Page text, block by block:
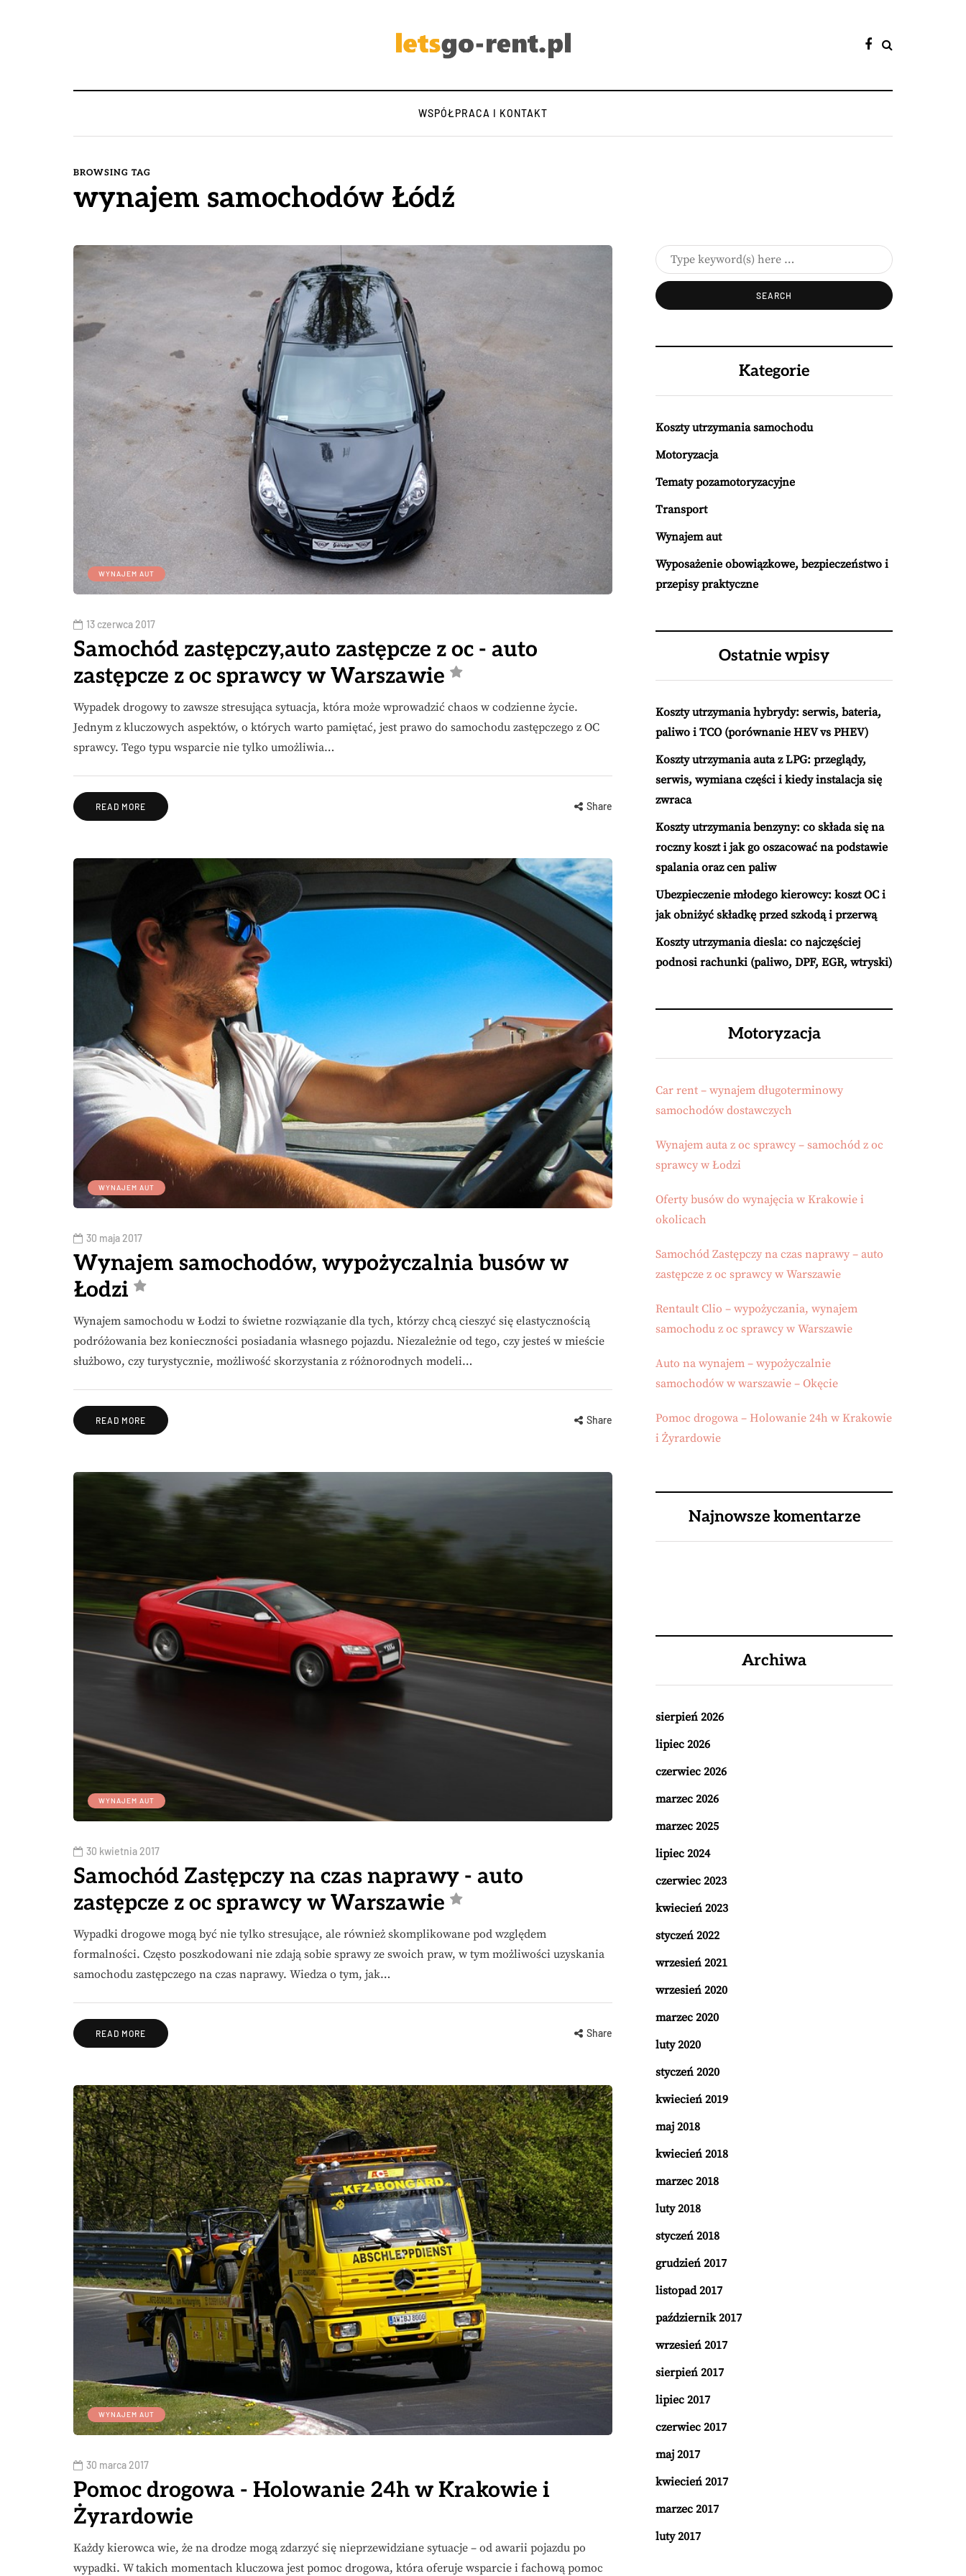
WSPÓŁPRACA I KONTAKT
BROWSING TAG
wynajem samochodów Łódź
WYNAJEM AUT
13 czerwca 2017
Samochód zastępczy,auto zastępcze z oc - auto
zastępcze z oc sprawcy w Warszawie
Wypadek drogowy to zawsze stresująca sytuacja, która może wprowadzić chaos w codzienne życie.
Jednym z kluczowych aspektów, o których warto pamiętać, jest prawo do samochodu zastępczego z OC
sprawcy. Tego typu wsparcie nie tylko umożliwia…
READ MORE Share
WYNAJEM AUT
30 maja 2017
Wynajem samochodów, wypożyczalnia busów w
Łodzi
Wynajem samochodu w Łodzi to świetne rozwiązanie dla tych, którzy chcą cieszyć się elastycznością
podróżowania bez konieczności posiadania własnego pojazdu. Niezależnie od tego, czy jesteś w mieście
służbowo, czy turystycznie, możliwość skorzystania z różnorodnych modeli…
READ MORE Share
WYNAJEM AUT
30 kwietnia 2017
Samochód Zastępczy na czas naprawy - auto
zastępcze z oc sprawcy w Warszawie
Wypadki drogowe mogą być nie tylko stresujące, ale również skomplikowane pod względem
formalności. Często poszkodowani nie zdają sobie sprawy ze swoich praw, w tym możliwości uzyskania
samochodu zastępczego na czas naprawy. Wiedza o tym, jak…
READ MORE Share
WYNAJEM AUT
30 marca 2017
Pomoc drogowa - Holowanie 24h w Krakowie i
Żyrardowie
Każdy kierowca wie, że na drodze mogą zdarzyć się nieprzewidziane sytuacje – od awarii pojazdu po
wypadki. W takich momentach kluczowa jest pomoc drogowa, która oferuje wsparcie i fachową pomoc
Kategorie
Koszty utrzymania samochodu
Motoryzacja
Tematy pozamotoryzacyjne
Transport
Wynajem aut
Wyposażenie obowiązkowe, bezpieczeństwo i
przepisy praktyczne
Ostatnie wpisy
Koszty utrzymania hybrydy: serwis, bateria,
paliwo i TCO (porównanie HEV vs PHEV)
Koszty utrzymania auta z LPG: przeglądy,
serwis, wymiana części i kiedy instalacja się
zwraca
Koszty utrzymania benzyny: co składa się na
roczny koszt i jak go oszacować na podstawie
spalania oraz cen paliw
Ubezpieczenie młodego kierowcy: koszt OC i
jak obniżyć składkę przed szkodą i przerwą
Koszty utrzymania diesla: co najczęściej
podnosi rachunki (paliwo, DPF, EGR, wtryski)
Motoryzacja
Car rent – wynajem długoterminowy
samochodów dostawczych
Wynajem auta z oc sprawcy – samochód z oc
sprawcy w Łodzi
Oferty busów do wynajęcia w Krakowie i
okolicach
Samochód Zastępczy na czas naprawy – auto
zastępcze z oc sprawcy w Warszawie
Rentault Clio – wypożyczania, wynajem
samochodu z oc sprawcy w Warszawie
Auto na wynajem – wypożyczalnie
samochodów w warszawie – Okęcie
Pomoc drogowa – Holowanie 24h w Krakowie
i Żyrardowie
Najnowsze komentarze
Archiwa
sierpień 2026
lipiec 2026
czerwiec 2026
marzec 2026
marzec 2025
lipiec 2024
czerwiec 2023
kwiecień 2023
styczeń 2022
wrzesień 2021
wrzesień 2020
marzec 2020
luty 2020
styczeń 2020
kwiecień 2019
maj 2018
kwiecień 2018
marzec 2018
luty 2018
styczeń 2018
grudzień 2017
listopad 2017
październik 2017
wrzesień 2017
sierpień 2017
lipiec 2017
czerwiec 2017
maj 2017
kwiecień 2017
marzec 2017
luty 2017